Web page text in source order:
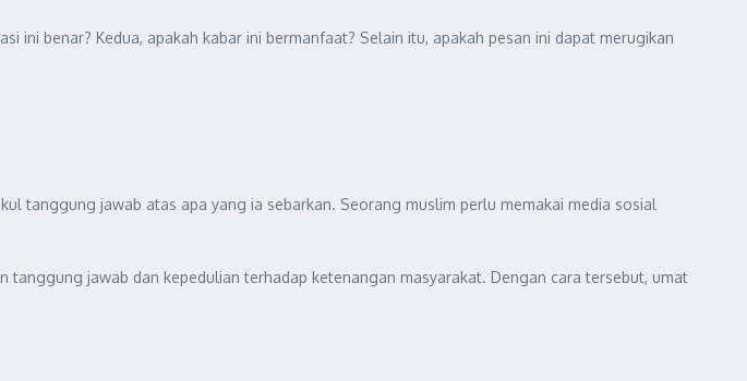
benar? Kedua, apakah kabar ini bermanfaat? Selain itu, apakah pesan ini dapat merugikan
tanggung jawab atas apa yang ia sebarkan. Seorang muslim perlu memakai media sosial
jawab dan kepedulian terhadap ketenangan masyarakat. Dengan cara tersebut, umat